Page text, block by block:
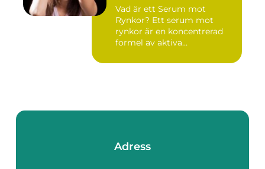
Vad är ett Serum mot
Rynkor? Ett serum mot
rynkor är en koncentrerad
formel av aktiva
Adress